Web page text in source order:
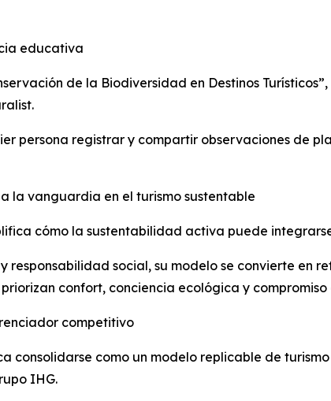
educativa
de la Biodiversidad en Destinos
persona registrar y compartir observaciones de
la vanguardia en el turismo sustentable
cómo la sustentabilidad activa puede
responsabilidad social, su modelo se convierte en
confort, conciencia ecológica y compromiso
competitivo
consolidarse como un modelo replicable de
IHG.